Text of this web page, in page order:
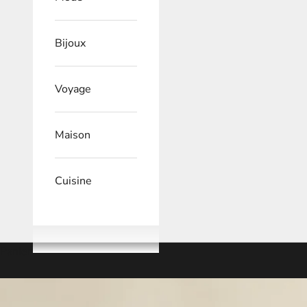
Bijoux
Voyage
Maison
Cuisine